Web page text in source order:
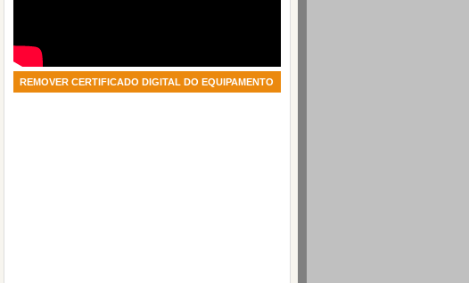
REMOVER CERTIFICADO DIGITAL DO EQUIPAMENTO